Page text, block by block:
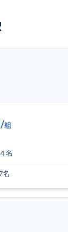
沈んだような不
宜蘭を代表する
)
/組
名
名